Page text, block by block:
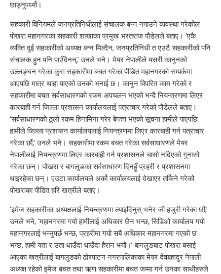
छाड्नुपर्थ्यो।
सहकारी विनियमले जनप्रतिनिधीलाई संचालक बन्न नपाउने व्यवस्था गरेकोल
पोखरा महानगरका सहकारी शाखाका प्रमुख भरतराज पौडेलले बताए। ‘एकै
व्यक्ति दुई सहकारीको अध्यक्ष बन्न मिल्दैन, जनप्रतिनिधी त एउटै सहकारीको पनि
संचालक हुन पनि पाउँदैनन्,’ उनले भने। मेयर नेपालीले यसरी कानुनको
उल्लङ्घन गरेका कुरा सहकारीमा बचत गरेका पीडित महानगरको सम्पर्कमा
आएपछि मात्र थाहा पाएको उनको भनाई छ। कानुन विपरित काम गरेको र
सहकारीमा बचत सर्वसाधारणको रकम अपचलन भएको भन्दै नियन्त्रणमा लिएर
कारबाही गर्न जिल्ला प्रशासन कार्यालयलाई पत्राचार गरेको पौडेलले बताए।
‘सर्वसाधारणको ठूलो रकम हिनामिना गरेर बेपत्ता भएको सूचना हामीले पाएपछि
हामीले जिल्ला प्रशासन कार्यालयलाई नियन्त्रणमा लिएर कारबाही गर्न पत्राचार
गरेका छौं,’ उनले भने। सहकारीमा रकम बचत गरेका सर्वसाधारणले मेयर
नेपालीलाई नियन्त्रणमा लिएर कारबाही गर्न प्रशासनले चासो नदिएको गुनासो
गरेका छन्। पोखरा र बागलुङका सर्वसाधारण दिनहुँ प्रहरी र प्रशासनमा
धाइरहेका छन्। एउटा कार्यालयले अर्को कार्यालयलाई देखाएर तर्किने गरेको
पोखराका पीडित हरि खत्रीले बताए।
‘इमेज सहकारीका अध्यक्षलाई नियन्त्रणमा ल्याइदिनुस् भनेर जी हजुरी गरेका छौं,’
उनले भने, ‘महानगरमा गयो हामीलाई अधिकार छैन भन्छ, सिडिओ कार्यालय गयो
महानगरलाई भन्नुपर्छ भन्छ, प्रहरीमा गयो सबै अधिकार महानगरमा गएको छ
भन्छ, हामी यता र उता धाउँदा धाउँदा हैरान भयौं।’ बागलुङबाट पोखरा बसाई
आएका खत्रीलाई बागलुङको ढोरपाटन नगरपालिकाका मेयर देवबहादुर नेपाली
अध्यक्ष रहेको इमेज बचत तथा ऋण सहकारीमा बचत जम्मा गर्न उनका साथीहरुले